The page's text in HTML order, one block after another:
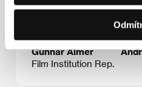
Gunnar Almér
Film Institution Rep.